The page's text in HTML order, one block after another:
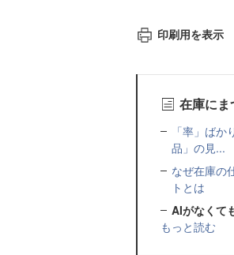
印刷用を表示
在庫に
「率」ば
品」の見...
なぜ在庫の
トとは
AIがなくて
もっと読む